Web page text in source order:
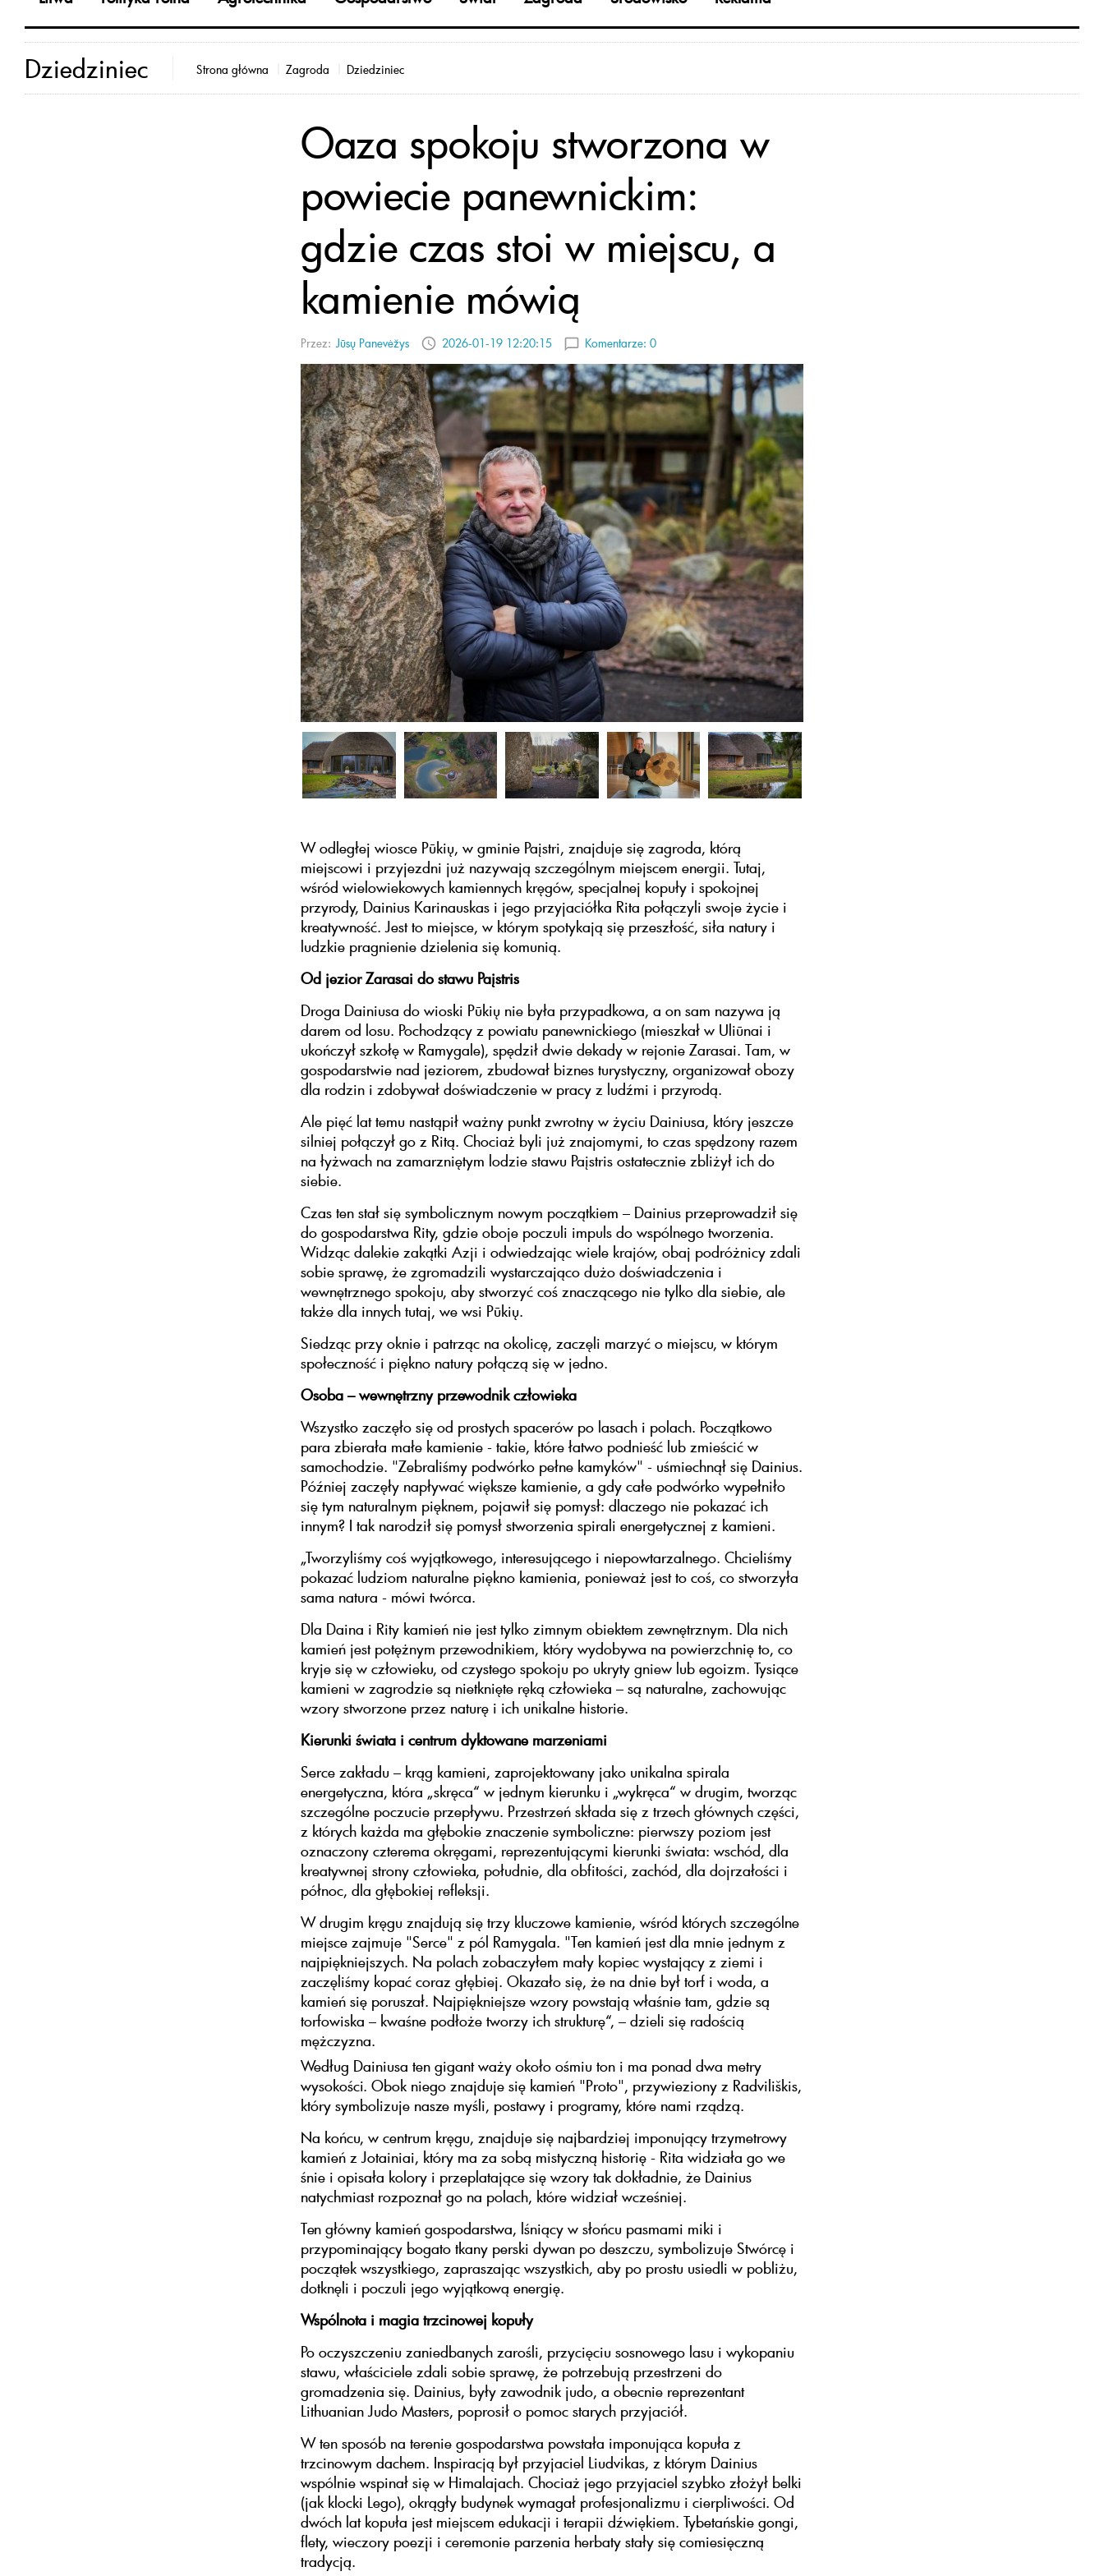
Dziedziniec Strona główna Zagroda Dziedziniec
Oaza spokoju stworzona w
powiecie panewnickim:
gdzie czas stoi w miejscu, a
kamienie mówią
Przez: Jūsų Panevėžys 2026-01-19 12:20:15 Komentarze: 0
W odległej wiosce Pūkių, w gminie Paįstri, znajduje się zagroda, którą
miejscowi i przyjezdni już nazywają szczególnym miejscem energii. Tutaj,
wśród wielowiekowych kamiennych kręgów, specjalnej kopuły i spokojnej
przyrody, Dainius Karinauskas i jego przyjaciółka Rita połączyli swoje życie i
kreatywność. Jest to miejsce, w którym spotykają się przeszłość, siła natury i
ludzkie pragnienie dzielenia się komunią.
Od jezior Zarasai do stawu Paįstris
Droga Dainiusa do wioski Pūkių nie była przypadkowa, a on sam nazywa ją
darem od losu. Pochodzący z powiatu panewnickiego (mieszkał w Uliūnai i
ukończył szkołę w Ramygale), spędził dwie dekady w rejonie Zarasai. Tam, w
gospodarstwie nad jeziorem, zbudował biznes turystyczny, organizował obozy
dla rodzin i zdobywał doświadczenie w pracy z ludźmi i przyrodą.
Ale pięć lat temu nastąpił ważny punkt zwrotny w życiu Dainiusa, który jeszcze
silniej połączył go z Ritą. Chociaż byli już znajomymi, to czas spędzony razem
na łyżwach na zamarzniętym lodzie stawu Paįstris ostatecznie zbliżył ich do
siebie.
Czas ten stał się symbolicznym nowym początkiem – Dainius przeprowadził się
do gospodarstwa Rity, gdzie oboje poczuli impuls do wspólnego tworzenia.
Widząc dalekie zakątki Azji i odwiedzając wiele krajów, obaj podróżnicy zdali
sobie sprawę, że zgromadzili wystarczająco dużo doświadczenia i
wewnętrznego spokoju, aby stworzyć coś znaczącego nie tylko dla siebie, ale
także dla innych tutaj, we wsi Pūkių.
Siedząc przy oknie i patrząc na okolicę, zaczęli marzyć o miejscu, w którym
społeczność i piękno natury połączą się w jedno.
Osoba – wewnętrzny przewodnik człowieka
Wszystko zaczęło się od prostych spacerów po lasach i polach. Początkowo
para zbierała małe kamienie - takie, które łatwo podnieść lub zmieścić w
samochodzie. "Zebraliśmy podwórko pełne kamyków" - uśmiechnął się Dainius.
Później zaczęły napływać większe kamienie, a gdy całe podwórko wypełniło
się tym naturalnym pięknem, pojawił się pomysł: dlaczego nie pokazać ich
innym? I tak narodził się pomysł stworzenia spirali energetycznej z kamieni.
„Tworzyliśmy coś wyjątkowego, interesującego i niepowtarzalnego. Chcieliśmy
pokazać ludziom naturalne piękno kamienia, ponieważ jest to coś, co stworzyła
sama natura - mówi twórca.
Dla Daina i Rity kamień nie jest tylko zimnym obiektem zewnętrznym. Dla nich
kamień jest potężnym przewodnikiem, który wydobywa na powierzchnię to, co
kryje się w człowieku, od czystego spokoju po ukryty gniew lub egoizm. Tysiące
kamieni w zagrodzie są nietknięte ręką człowieka – są naturalne, zachowując
wzory stworzone przez naturę i ich unikalne historie.
Kierunki świata i centrum dyktowane marzeniami
Serce zakładu – krąg kamieni, zaprojektowany jako unikalna spirala
energetyczna, która „skręca“ w jednym kierunku i „wykręca“ w drugim, tworząc
szczególne poczucie przepływu. Przestrzeń składa się z trzech głównych części,
z których każda ma głębokie znaczenie symboliczne: pierwszy poziom jest
oznaczony czterema okręgami, reprezentującymi kierunki świata: wschód, dla
kreatywnej strony człowieka, południe, dla obfitości, zachód, dla dojrzałości i
północ, dla głębokiej refleksji.
W drugim kręgu znajdują się trzy kluczowe kamienie, wśród których szczególne
miejsce zajmuje "Serce" z pól Ramygala. "Ten kamień jest dla mnie jednym z
najpiękniejszych. Na polach zobaczyłem mały kopiec wystający z ziemi i
zaczęliśmy kopać coraz głębiej. Okazało się, że na dnie był torf i woda, a
kamień się poruszał. Najpiękniejsze wzory powstają właśnie tam, gdzie są
torfowiska – kwaśne podłoże tworzy ich strukturę“, – dzieli się radością
mężczyzna.
Według Dainiusa ten gigant waży około ośmiu ton i ma ponad dwa metry
wysokości. Obok niego znajduje się kamień "Proto", przywieziony z Radviliškis,
który symbolizuje nasze myśli, postawy i programy, które nami rządzą.
Na końcu, w centrum kręgu, znajduje się najbardziej imponujący trzymetrowy
kamień z Jotainiai, który ma za sobą mistyczną historię - Rita widziała go we
śnie i opisała kolory i przeplatające się wzory tak dokładnie, że Dainius
natychmiast rozpoznał go na polach, które widział wcześniej.
Ten główny kamień gospodarstwa, lśniący w słońcu pasmami miki i
przypominający bogato tkany perski dywan po deszczu, symbolizuje Stwórcę i
początek wszystkiego, zapraszając wszystkich, aby po prostu usiedli w pobliżu,
dotknęli i poczuli jego wyjątkową energię.
Wspólnota i magia trzcinowej kopuły
Po oczyszczeniu zaniedbanych zarośli, przycięciu sosnowego lasu i wykopaniu
stawu, właściciele zdali sobie sprawę, że potrzebują przestrzeni do
gromadzenia się. Dainius, były zawodnik judo, a obecnie reprezentant
Lithuanian Judo Masters, poprosił o pomoc starych przyjaciół.
W ten sposób na terenie gospodarstwa powstała imponująca kopuła z
trzcinowym dachem. Inspiracją był przyjaciel Liudvikas, z którym Dainius
wspólnie wspinał się w Himalajach. Chociaż jego przyjaciel szybko złożył belki
(jak klocki Lego), okrągły budynek wymagał profesjonalizmu i cierpliwości. Od
dwóch lat kopuła jest miejscem edukacji i terapii dźwiękiem. Tybetańskie gongi,
flety, wieczory poezji i ceremonie parzenia herbaty stały się comiesięczną
tradycją.